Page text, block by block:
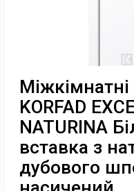
Міжкімнатні
KORFAD
NATURINA
вставка з
дубового